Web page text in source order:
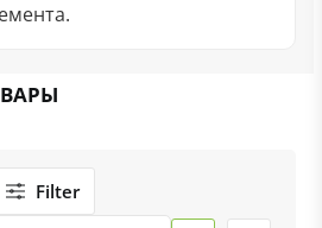
Filter